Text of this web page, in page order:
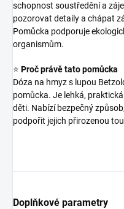
schopnost soustředění a
pozorovat detaily a chápat
Pomůcka podporuje
organismům.
⭐ Proč právě tato pomůcka
Dóza na hmyz s lupou
pomůcka. Je lehká,
děti. Nabízí bezpečný
podpořit jejich přirozenou
Doplňkové parametry